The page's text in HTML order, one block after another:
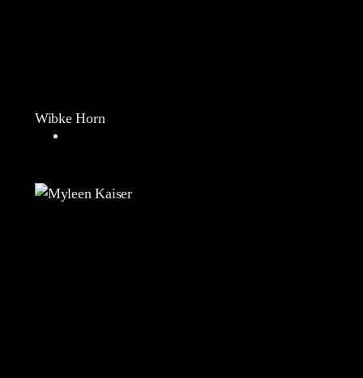
Wibke Horn